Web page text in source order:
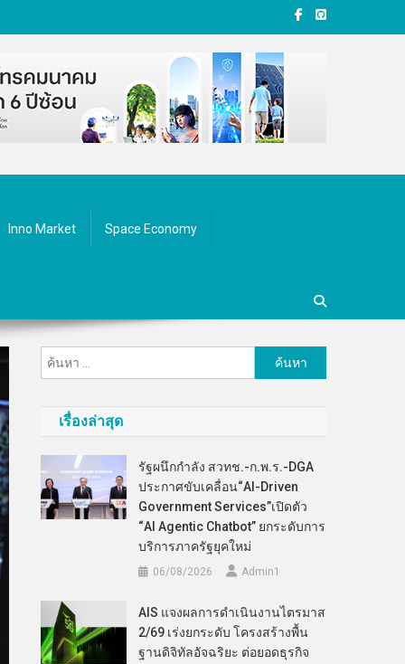
Inno Market Space Economy
ค้นหา
สำหรับ:
เรื่องล่าสุด
รัฐผนึกกำลัง สวทช.-ก.พ.ร.-DGA
ประกาศขับเคลื่อน“AI-Driven
Government Services”เปิดตัว
“AI Agentic Chatbot” ยกระดับการ
บริการภาครัฐยุคใหม่
06/08/2026 Admin​1
AIS แจงผลการดำเนินงานไตรมาส
2/69 เร่งยกระดับ โครงสร้างพื้น
ฐานดิจิทัลอัจฉริยะ ต่อยอดธุรกิจ